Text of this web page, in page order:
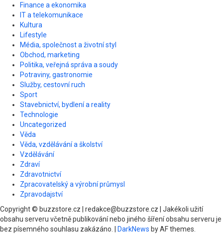
Finance a ekonomika
IT a telekomunikace
Kultura
Lifestyle
Média, společnost a životní styl
Obchod, marketing
Politika, veřejná správa a soudy
Potraviny, gastronomie
Služby, cestovní ruch
Sport
Stavebnictví, bydlení a reality
Technologie
Uncategorized
Věda
Věda, vzdělávání a školství
Vzdělávání
Zdraví
Zdravotnictví
Zpracovatelský a výrobní průmysl
Zpravodajství
Copyright © buzzstore.cz | redakce@buzzstore.cz | Jakékoli užití
obsahu serveru včetně publikování nebo jiného šíření obsahu serveru je
bez písemného souhlasu zakázáno.
DarkNews by AF themes.